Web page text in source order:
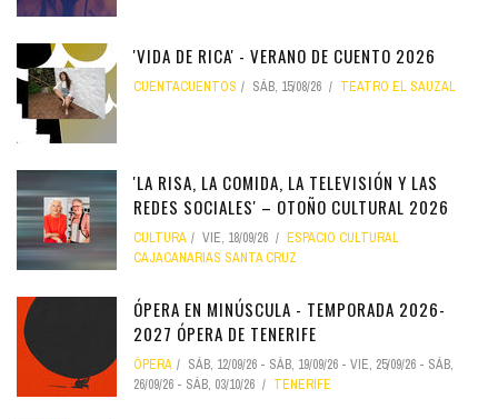
'VIDA DE RICA' - VERANO DE CUENTO 2026
CUENTACUENTOS SÁB, 15/08/26 TEATRO EL SAUZAL
'LA RISA, LA COMIDA, LA TELEVISIÓN Y LAS
REDES SOCIALES' – OTOÑO CULTURAL 2026
CULTURA VIE, 18/09/26
ESPACIO CULTURAL
CAJACANARIAS SANTA CRUZ
ÓPERA EN MINÚSCULA - TEMPORADA 2026-
2027 ÓPERA DE TENERIFE
ÓPERA SÁB, 12/09/26 - SÁB, 19/09/26 - VIE, 25/09/26 - SÁB,
26/09/26 - SÁB, 03/10/26 TENERIFE